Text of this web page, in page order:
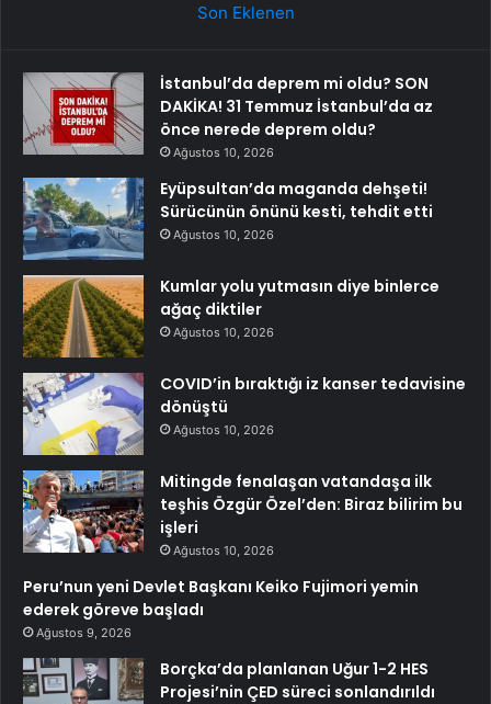
Son Eklenen
İstanbul’da deprem mi oldu? SON
DAKİKA! 31 Temmuz İstanbul’da az
önce nerede deprem oldu?
Ağustos 10, 2026
Eyüpsultan’da maganda dehşeti!
Sürücünün önünü kesti, tehdit etti
Ağustos 10, 2026
Kumlar yolu yutmasın diye binlerce
ağaç diktiler
Ağustos 10, 2026
COVID’in bıraktığı iz kanser tedavisine
dönüştü
Ağustos 10, 2026
Mitingde fenalaşan vatandaşa ilk
teşhis Özgür Özel’den: Biraz bilirim bu
işleri
Ağustos 10, 2026
Peru’nun yeni Devlet Başkanı Keiko Fujimori yemin
ederek göreve başladı
Ağustos 9, 2026
Borçka’da planlanan Uğur 1-2 HES
Projesi’nin ÇED süreci sonlandırıldı